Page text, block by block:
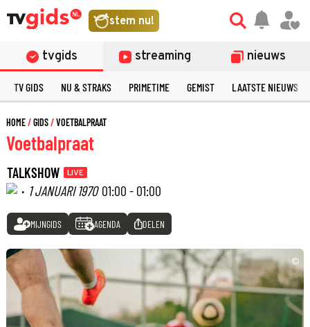
stem nu!
tvgids streaming nieuws
TV GIDS NU & STRAKS PRIMETIME GEMIST LAATSTE NIEUWS
HOME GIDS VOETBALPRAAT
Voetbalpraat
TALKSHOW LIVE
· 1 JANUARI 1970 01:00 - 01:00
MIJNGIDS AGENDA DELEN
©